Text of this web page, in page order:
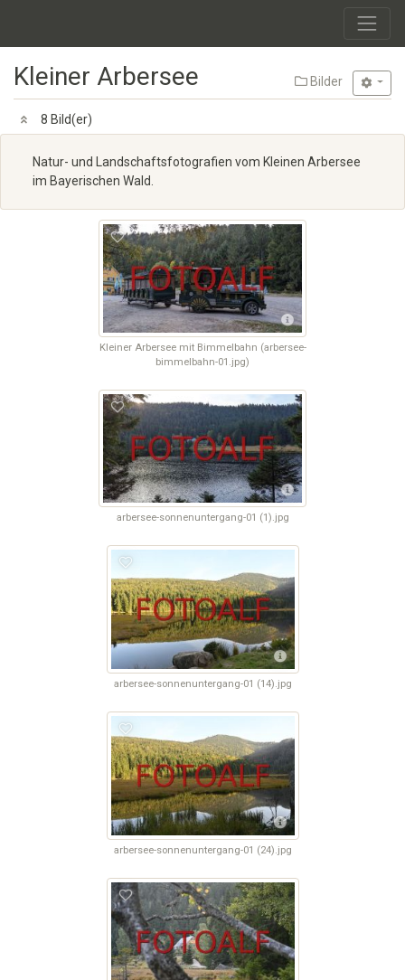
Bilder
Kleiner Arbersee
8 Bild(er)
Natur- und Landschaftsfotografien vom Kleinen Arbersee
im Bayerischen Wald.
Kleiner Arbersee mit Bimmelbahn (arbersee-
bimmelbahn-01.jpg)
arbersee-sonnenuntergang-01 (1).jpg
arbersee-sonnenuntergang-01 (14).jpg
arbersee-sonnenuntergang-01 (24).jpg